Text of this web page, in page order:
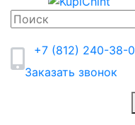
+7 (812) 240-38-
Заказать звонок